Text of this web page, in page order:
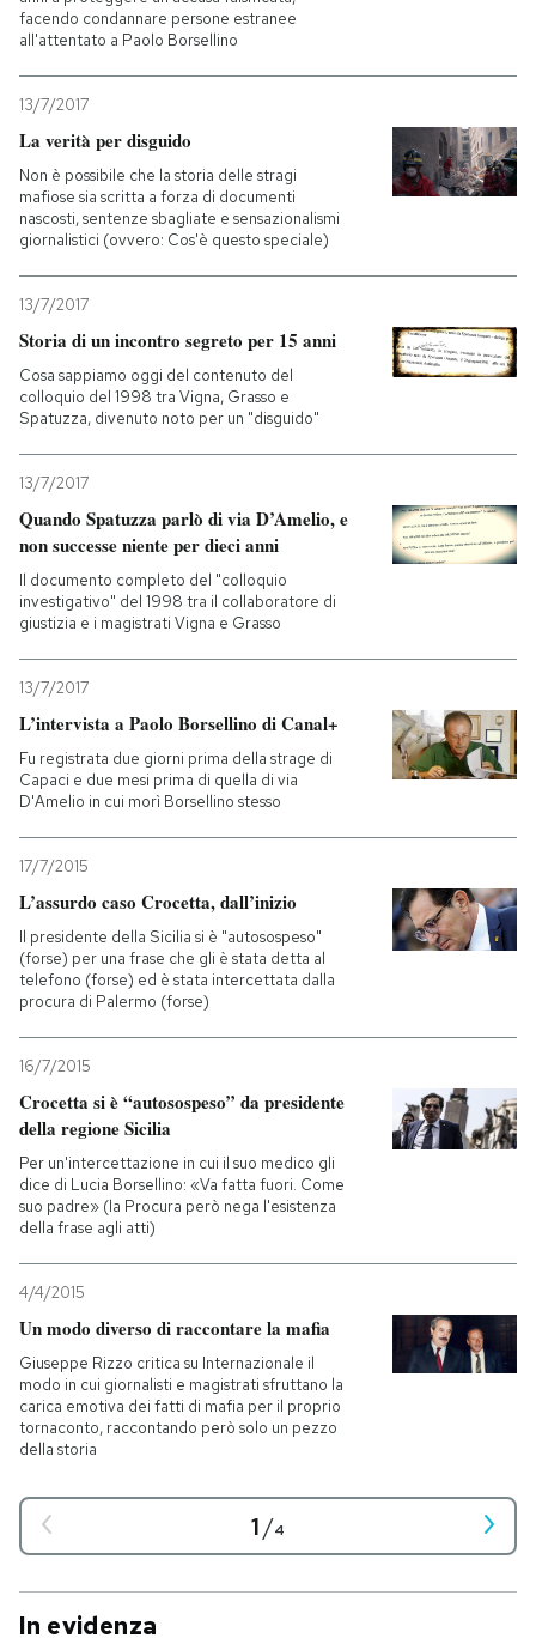
facendo condannare persone estranee
all'attentato a Paolo Borsellino
13/7/2017
La verità per disguido
Non è possibile che la storia delle stragi
mafiose sia scritta a forza di documenti
nascosti, sentenze sbagliate e sensazionalismi
giornalistici (ovvero: Cos'è questo speciale)
13/7/2017
Storia di un incontro segreto per 15 anni
Cosa sappiamo oggi del contenuto del
colloquio del 1998 tra Vigna, Grasso e
Spatuzza, divenuto noto per un "disguido"
13/7/2017
Quando Spatuzza parlò di via D’Amelio, e
non successe niente per dieci anni
Il documento completo del "colloquio
investigativo" del 1998 tra il collaboratore di
giustizia e i magistrati Vigna e Grasso
13/7/2017
L’intervista a Paolo Borsellino di Canal+
Fu registrata due giorni prima della strage di
Capaci e due mesi prima di quella di via
D'Amelio in cui morì Borsellino stesso
17/7/2015
L’assurdo caso Crocetta, dall’inizio
Il presidente della Sicilia si è "autosospeso"
(forse) per una frase che gli è stata detta al
telefono (forse) ed è stata intercettata dalla
procura di Palermo (forse)
16/7/2015
Crocetta si è “autosospeso” da presidente
della regione Sicilia
Per un'intercettazione in cui il suo medico gli
dice di Lucia Borsellino: «Va fatta fuori. Come
suo padre» (la Procura però nega l'esistenza
della frase agli atti)
4/4/2015
Un modo diverso di raccontare la mafia
Giuseppe Rizzo critica su Internazionale il
modo in cui giornalisti e magistrati sfruttano la
carica emotiva dei fatti di mafia per il proprio
tornaconto, raccontando però solo un pezzo
della storia
1/4
In evidenza